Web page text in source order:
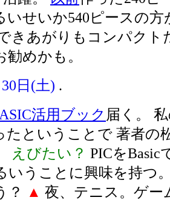
いせいか540ピースの方
きあがりもコンパクト
勧めかも。
日(土) .
活用ブック 届く。
たということで 著者の
えびたい？ PICをBasic
いうことに興味を持つ
？
▲ 夜、テニス。ゲー